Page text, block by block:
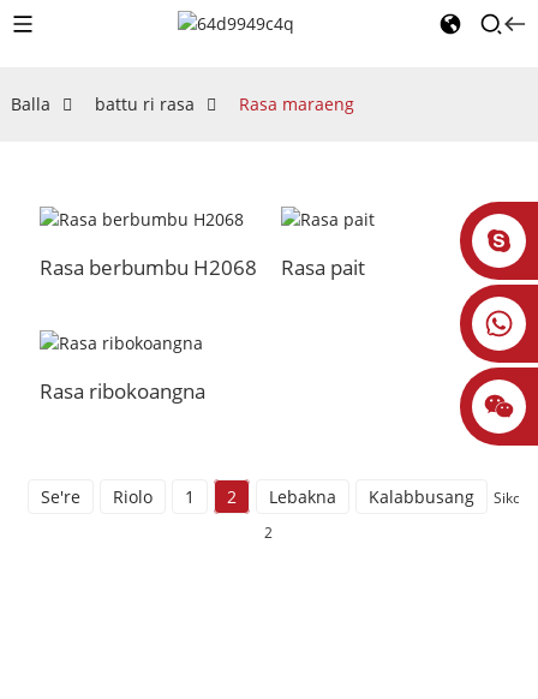
Balla battu ri rasa Rasa maraeng
Rasa berbumbu H2068 Rasa pait
Rasa ribokoangna
Se're Riolo 1 2 Lebakna Kalabbusang
2